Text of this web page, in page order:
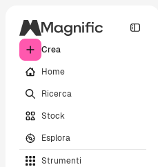
Crea
Home
Ricerca
Stock
Esplora
Strumenti